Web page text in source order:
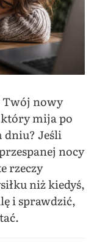
Twój nowy
mija po
dniu? Jeśli
nocy
rzeczy
niż kiedyś,
i sprawdzić,